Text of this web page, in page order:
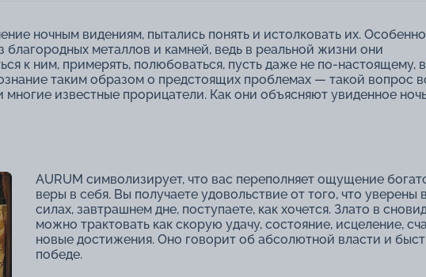
ночным видениям, пытались понять и истолковать их. Особенно
благородных металлов и камней, ведь в реальной жизни они
к ним, примерять, полюбоваться, пусть даже не по-настоящему,
таким образом о предстоящих проблемах ― такой вопрос
известные прорицатели. Как они объясняют увиденное
AURUM символизирует, что вас переполняет ощущение
веры в себя. Вы получаете удовольствие от того, что уверены
силах, завтрашнем дне, поступаете, как хочется. Злато в
можно трактовать как скорую удачу, состояние, исцеление,
новые достижения. Оно говорит об абсолютной власти и
победе.